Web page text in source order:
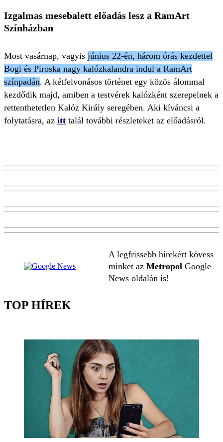
Izgalmas mesebalett előadás lesz a RamArt
Színházban
Most vasárnap, vagyis június 22-én, három órás kezdettel
Bogi és Piroska nagy kalózkalandra indul a RamArt
színpadán. A kétfelvonásos történet egy közös álommal
kezdődik majd, amiben a testvérek kalózként szerepelnek a
rettenthetetlen Kalóz Király seregében. Aki kíváncsi a
folytatásra, az itt talál további részleteket az előadásról.
A legfrissebb hírekért kövess
minket az Metropol Google
News oldalán is!
TOP HÍREK